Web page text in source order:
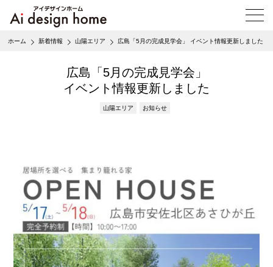
メ
ニ
ー
ホーム 新着情報 山陽エリア 広島「5月の完成見学会」 イベント情報更新しました
広島「5月の完成見学会」
イベント情報更新しました
山陽エリア お知らせ